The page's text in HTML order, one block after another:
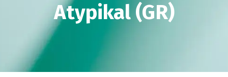
Atypikal (GR)